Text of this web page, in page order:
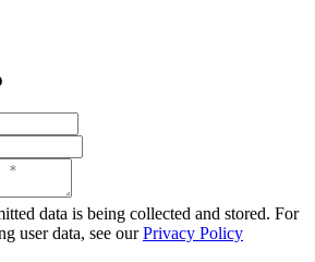
data is being collected and stored. For
user data, see ourPrivacy Policy